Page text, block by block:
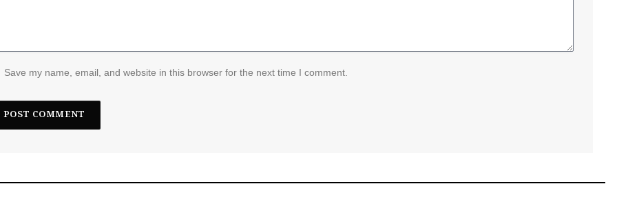
Save my name, email, and website in this browser for the next time I comment.